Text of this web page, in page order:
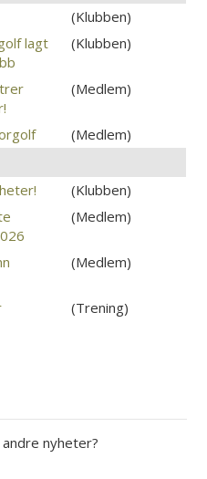
(Klubben)
lagt
(Klubben)
(Medlem)
(Medlem)
(Klubben)
(Medlem)
(Medlem)
(Trening)
nyheter?